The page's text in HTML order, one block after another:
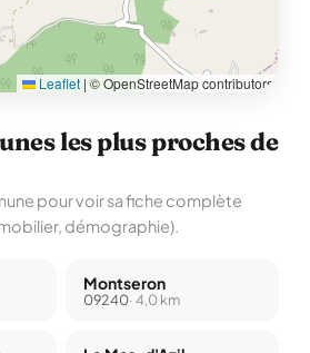
Leaflet | © OpenStreetMap contributors
les plus proches de
pour voir sa fiche complète
démographie).
Montseron
09240· 4,0 km